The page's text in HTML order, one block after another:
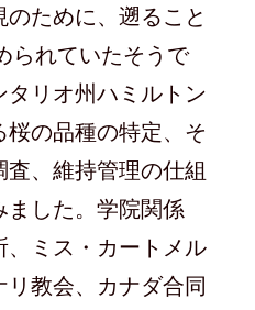
ために、遡ること
られていたそうで
リオ州ハミルトン
の品種の特定、そ
、維持管理の仕組
ました。学院関係
、ミス・カートメル
教会、カナダ合同